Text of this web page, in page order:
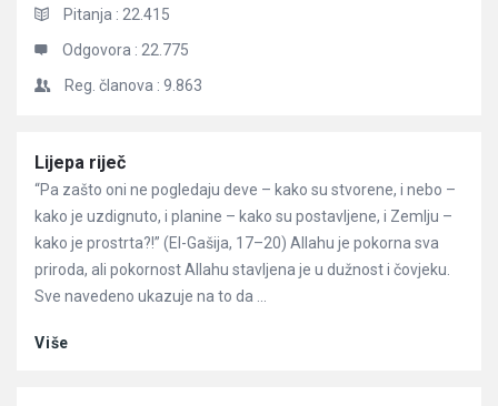
Pitanja : 22.415
Odgovora : 22.775
Reg. članova : 9.863
Članci
Lijepa riječ
“Pa zašto oni ne pogledaju deve – kako su stvorene, i nebo –
kako je uzdignuto, i planine – kako su postavljene, i Zemlju –
kako je prostrta?!” (El-Gašija, 17–20) Allahu je pokorna sva
priroda, ali pokornost Allahu stavljena je u dužnost i čovjeku.
Sve navedeno ukazuje na to da ...
Više